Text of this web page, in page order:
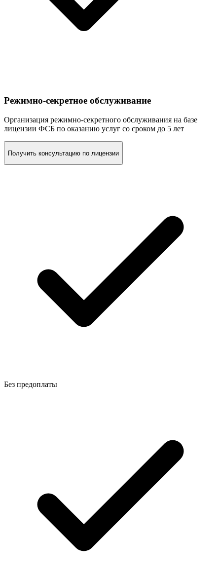
Режимно-секретное обслуживание
Организация режимно-секретного обслуживания на базе
лицензии ФСБ по оказанию услуг со сроком до 5 лет
Получить консультацию по лицензии
Без предоплаты